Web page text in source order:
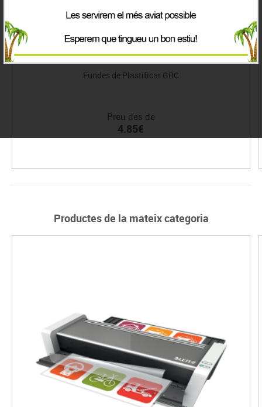
Fundes de Plastificar GBC
Preu des de
4.85€
Productes de la mateix categoria